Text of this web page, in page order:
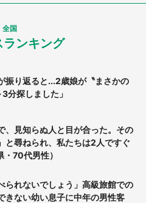
全国
ランキング
振り返ると...2歳娘が〝まさかの
探しました」
、見知らぬ人と目が合った。その
と尋ねられ、私たちは2人ですぐ
70代男性）
られないでしょう」高級旅館での
きない幼い息子に中年の男性客